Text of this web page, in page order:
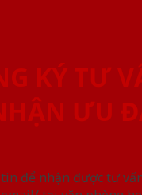
KÝ TƯ
ƯU
để nhận được tư